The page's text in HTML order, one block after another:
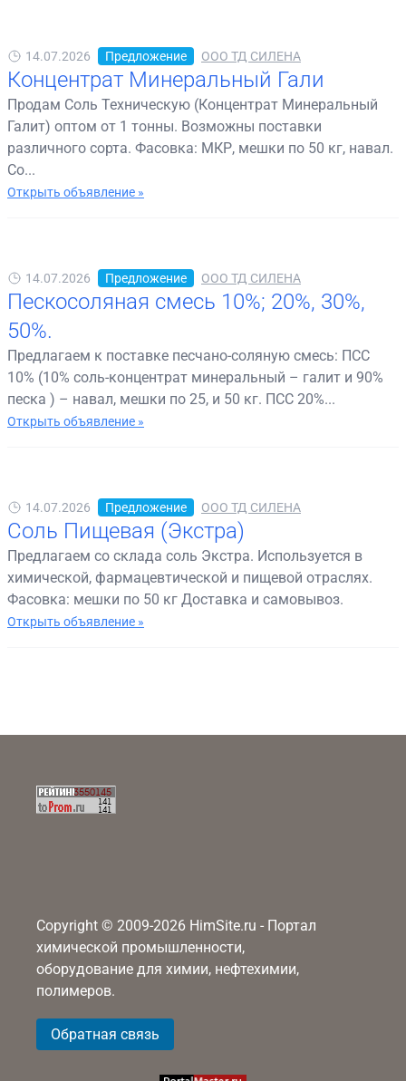
14.07.2026 Предложение ООО ТД СИЛЕНА
Концентрат Минеральный Гали
Продам Соль Техническую (Концентрат Минеральный
Галит) оптом от 1 тонны. Возможны поставки
различного сорта. Фасовка: МКР, мешки по 50 кг, навал.
Со...
Открыть объявление »
14.07.2026 Предложение ООО ТД СИЛЕНА
Пескосоляная смесь 10%; 20%, 30%,
50%.
Предлагаем к поставке песчано-соляную смесь: ПСС
10% (10% соль-концентрат минеральный – галит и 90%
песка ) – навал, мешки по 25, и 50 кг. ПСС 20%...
Открыть объявление »
14.07.2026 Предложение ООО ТД СИЛЕНА
Соль Пищевая (Экстра)
Предлагаем со склада соль Экстра. Используется в
химической, фармацевтической и пищевой отраслях.
Фасовка: мешки по 50 кг Доставка и самовывоз.
Открыть объявление »
Copyright © 2009-2026 HimSite.ru - Портал
химической промышленности,
оборудование для химии, нефтехимии,
полимеров.
Обратная связь